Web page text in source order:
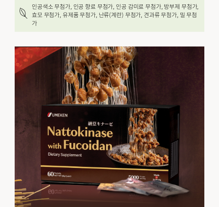
인공색소 무첨가, 인공 향료 무첨가, 인공 감미료 무첨가, 방부제 무첨가,
효모 무첨가, 유제품 무첨가, 난류(계란) 무첨가, 견과류 무첨가, 밀 무첨
가